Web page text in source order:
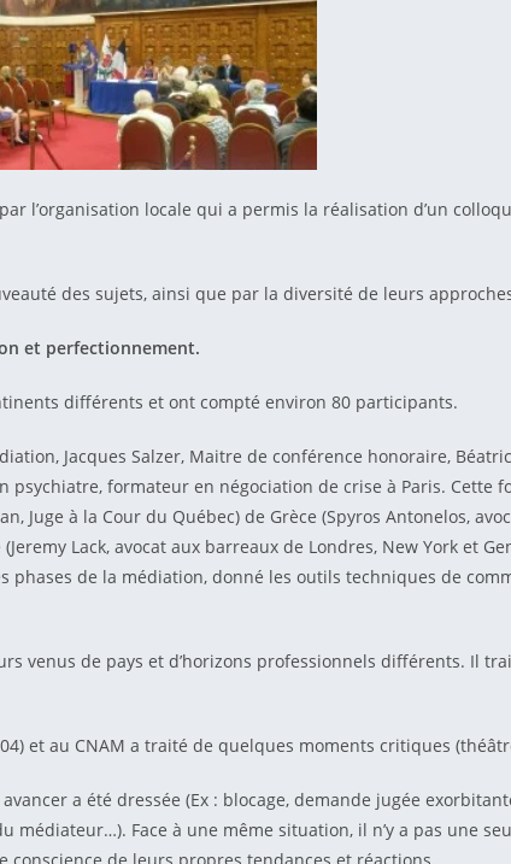
l’organisation locale qui a permis la réalisation d’un
des sujets, ainsi que par la diversité de leurs
et perfectionnement.
différents et ont compté environ 80 participants.
Jacques Salzer, Maitre de conférence honoraire,
psychiatre, formateur en négociation de crise à Paris.
à la Cour du Québec) de Grèce (Spyros Antonelos,
Lack, avocat aux barreaux de Londres, New York et
de la médiation, donné les outils techniques de
venus de pays et d’horizons professionnels différents. Il
et au CNAM a traité de quelques moments critiques
a été dressée (Ex : blocage, demande jugée
Face à une même situation, il n’y a pas une